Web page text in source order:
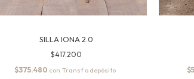
SILLA IONA 2.0
$417.200
$375.480 con